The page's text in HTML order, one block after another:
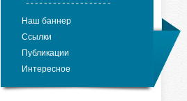
Наш баннер
Ссылки
Публикации
Интересное